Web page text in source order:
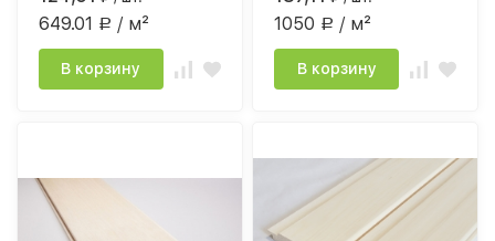
649.01 Р / м²
В корзину
1050 Р / м²
В корзину